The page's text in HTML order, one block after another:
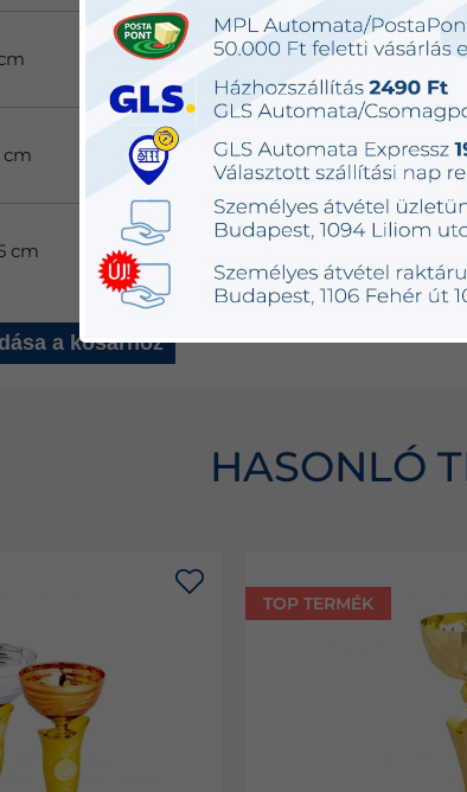
12 cm
Fém és
műanyag
145 db
4
cm 10 cm
Fém és
műanyag
111 db
készleten
3
cm 10 cm
Fém és
műanyag
225 db
készleten
a kosárhoz
HASONLÓ
TOP TERMÉK